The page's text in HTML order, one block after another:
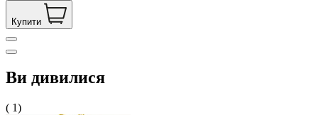
Купити
Ви дивилися
( 1)